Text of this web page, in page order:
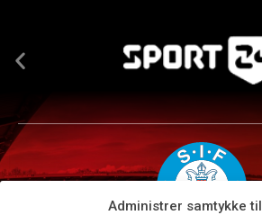
Administrer samtykke til